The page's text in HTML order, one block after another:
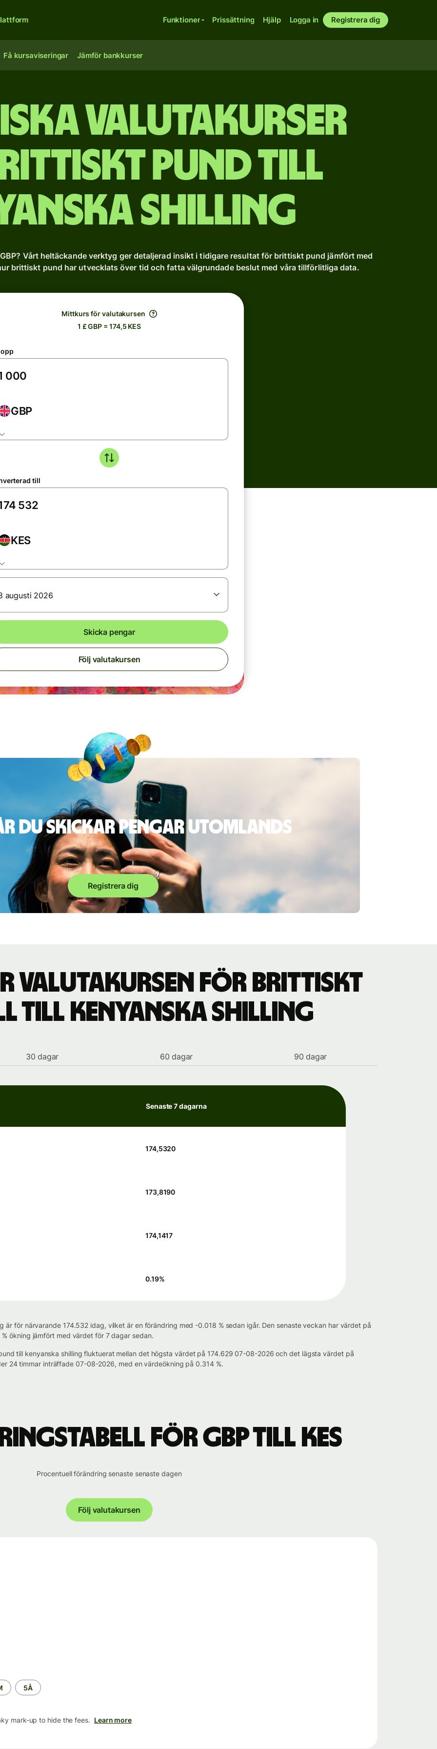
Funktioner Prissättning Hjälp Logga in Registrera dig
Få kursaviseringar Jämför bankkurser
valutakurser
pund till
shilling
Vårt heltäckande verktyg ger detaljerad insikt i tidigare resultat för brittiskt pund jämfört med
brittiskt pund har utvecklats över tid och fatta välgrundade beslut med våra tillförlitliga data.
Mittkurs för valutakursen
1 £ GBP = 174,5 KES
GBP
till
KES
augusti 2026
Skicka pengar
Följ valutakursen
du skickar pengar utomlands
Registrera dig
valutakursen för brittiskt
till kenyanska shilling
30 dagar 60 dagar 90 dagar
Senaste 7 dagarna
174,5320
173,8190
174,1417
0.19%
är för närvarande 174.532 idag, vilket är en förändring med -0.018 % sedan igår. Den senaste veckan har värdet på
ökning jämfört med värdet för 7 dagar sedan.
till kenyanska shilling fluktuerat mellan det högsta värdet på 174.629 07-08-2026 och det lägsta värdet på
24 timmar inträffade 07-08-2026, med en värdeökning på 0.314 %.
för GBP till KES
Procentuell förändring senaste senaste dagen
Följ valutakursen
5Å
mark-up to hide the fees. Learn more